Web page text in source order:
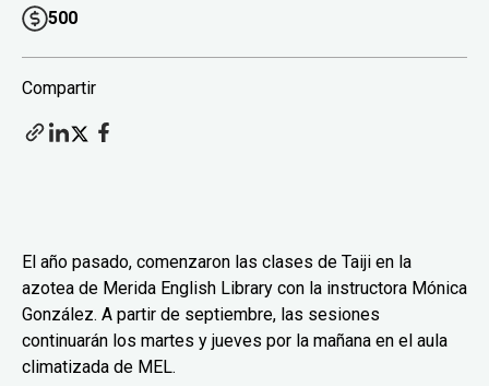
500
Compartir
El año pasado, comenzaron las clases de Taiji en la
azotea de Merida English Library con la instructora Mónica
González. A partir de septiembre, las sesiones
continuarán los martes y jueves por la mañana en el aula
climatizada de MEL.